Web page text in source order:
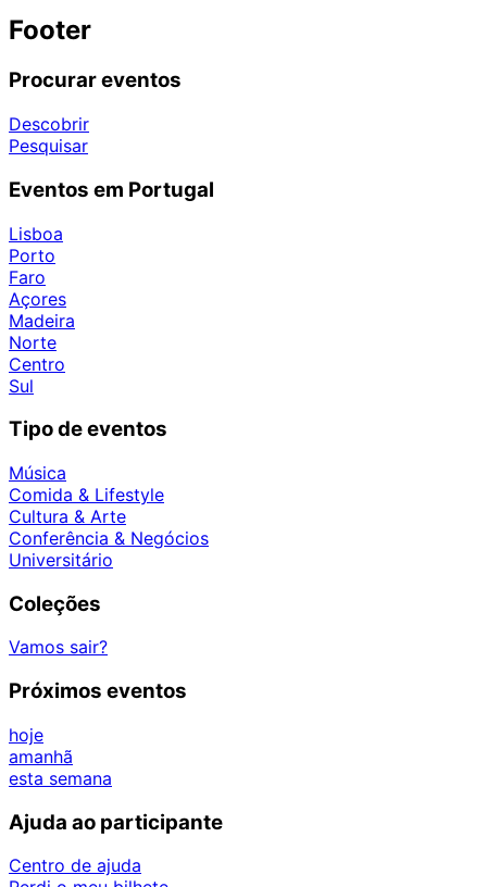
Footer
Procurar eventos
Descobrir
Pesquisar
Eventos em Portugal
Lisboa
Porto
Faro
Açores
Madeira
Norte
Centro
Sul
Tipo de eventos
Música
Comida & Lifestyle
Cultura & Arte
Conferência & Negócios
Universitário
Coleções
Vamos sair?
Próximos eventos
hoje
amanhã
esta semana
Ajuda ao participante
Centro de ajuda